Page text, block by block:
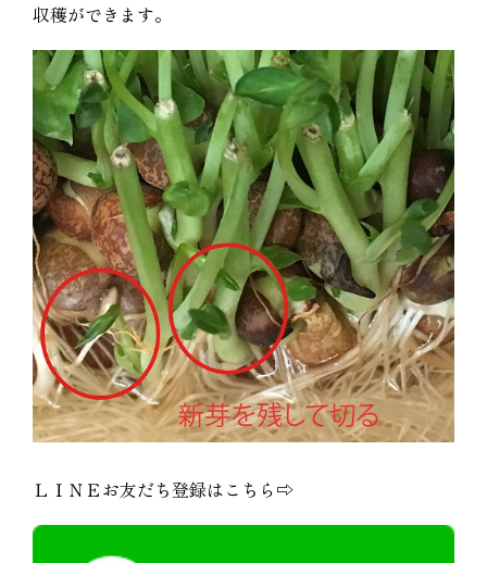
収穫ができます。
ＬＩＮＥお友だち登録はこちら⇨